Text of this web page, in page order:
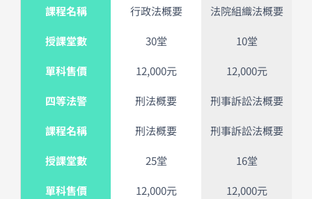
課程名稱 行政法概要 法院組織法概要
授課堂數 30堂 10堂
單科售價 12,000元 12,000元
四等法警 刑法概要 刑事訴訟法概要
課程名稱 刑法概要 刑事訴訟法概要
授課堂數 25堂 16堂
單科售價 12,000元 12,000元